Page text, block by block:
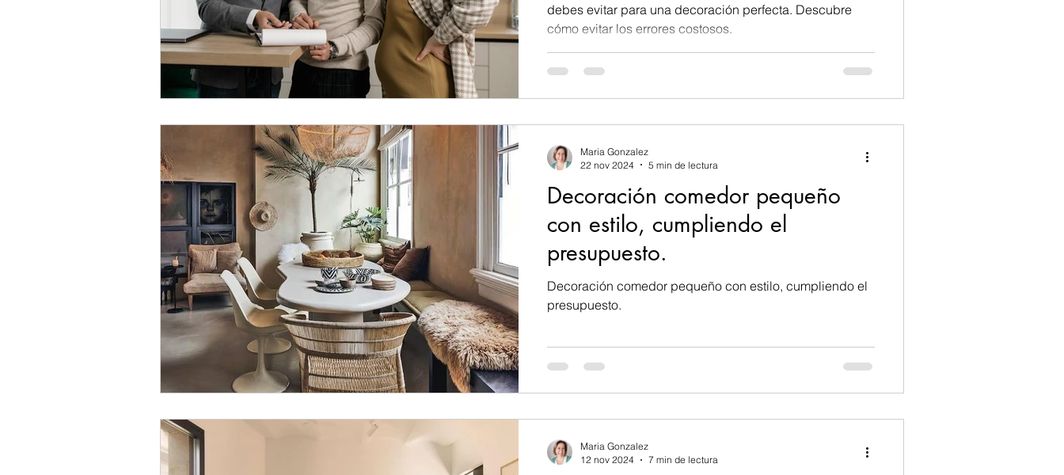
debes evitar para una decoración perfecta. Descubre
cómo evitar los errores costosos.
Decoración comedor pequeño
con estilo, cumpliendo el
presupuesto.
Decoración comedor pequeño con estilo, cumpliendo el
presupuesto.
Maria Gonzalez
22 nov 2024
5 min de lectura
Maria Gonzalez
12 nov 2024
7 min de lectura